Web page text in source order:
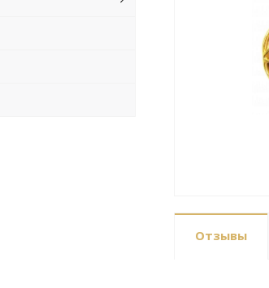
Отзывы